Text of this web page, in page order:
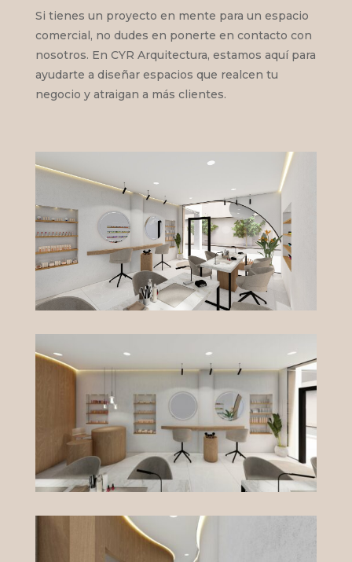
Si tienes un proyecto en mente para un espacio
comercial, no dudes en ponerte en contacto con
nosotros. En CYR Arquitectura, estamos aquí para
ayudarte a diseñar espacios que realcen tu
negocio y atraigan a más clientes.